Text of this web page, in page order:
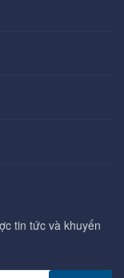
tin tức và khuyến